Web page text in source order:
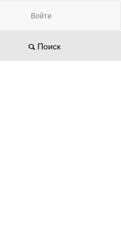
Войти
Поиск